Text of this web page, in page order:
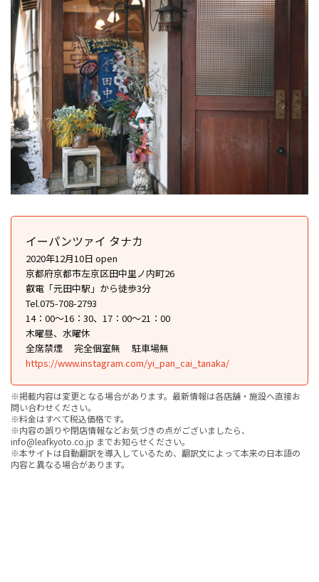
イーパンツァイ タナカ
2020年12月10日 open
京都府京都市左京区田中里ノ内町26
叡電「元田中駅」から徒歩3分
Tel.075-708-2793
14：00～16：30、17：00〜21：00
木曜昼、水曜休
全席禁煙
完全個室無
駐車場無
https://www.instagram.com/yi_pan_cai_tanaka/
※掲載内容は変更となる場合があります。最新情報は各店舗・施設へ直接お
問い合わせください。
※料金はすべて税込価格です。
※内容の誤りや閉店情報などお気づきの点がございましたら、
info@leafkyoto.co.jp までお知らせください。
※本サイトは自動翻訳を導入しているため、翻訳文によって本来の日本語の
内容と異なる場合があります。